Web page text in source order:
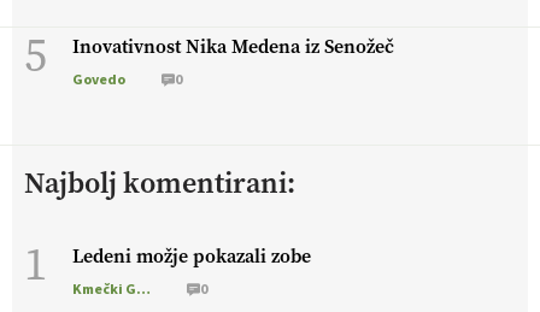
5 Inovativnost Nika Medena iz Senožeč
Govedo 0
Najbolj komentirani:
1 Ledeni možje pokazali zobe
Kmečki Glas 0